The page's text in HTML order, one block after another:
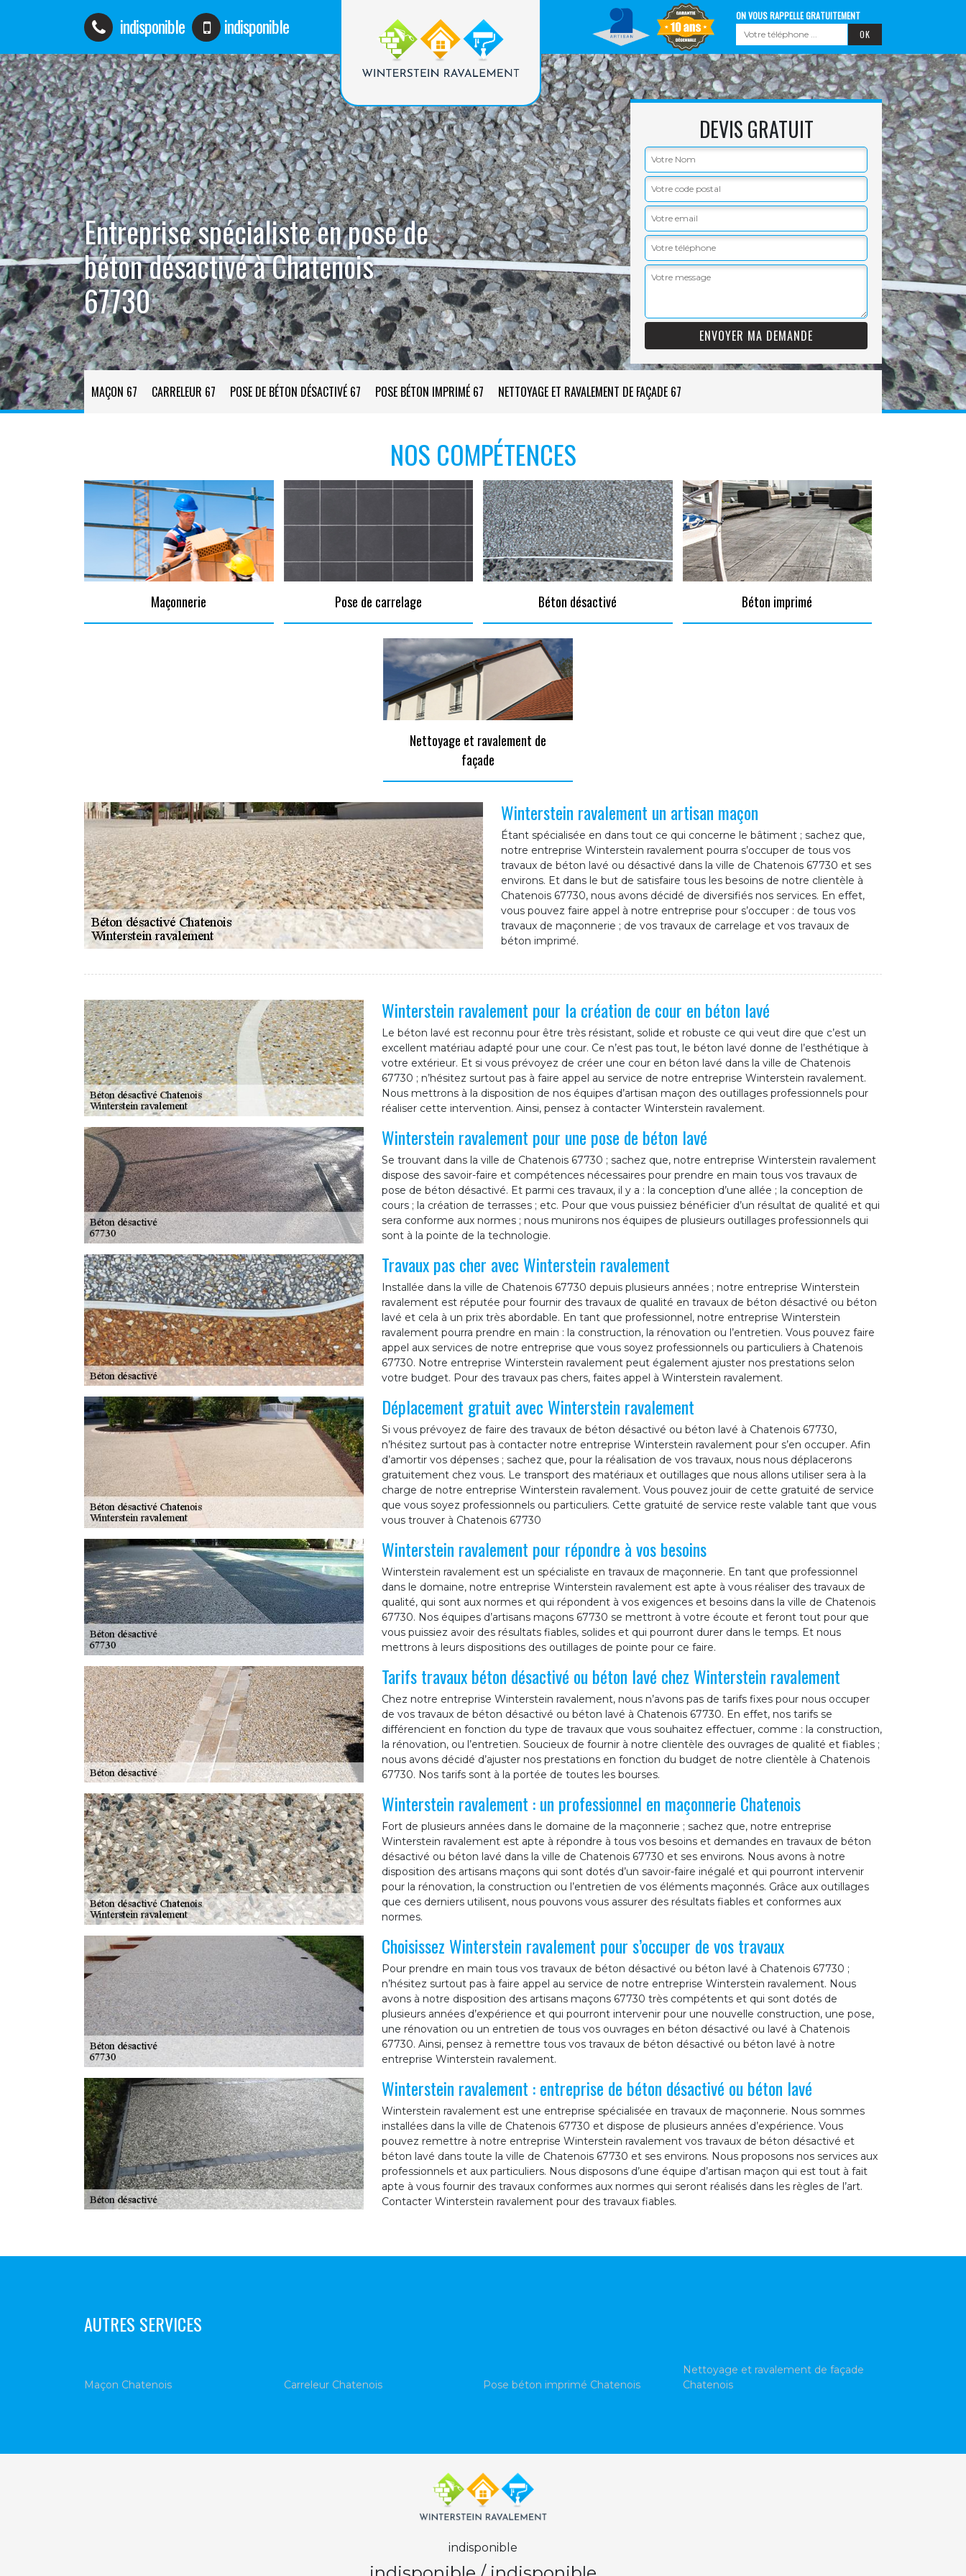
indisponible indisponible ON VOUS RAPPELLE GRATUITEMENT
Entreprise spécialiste en pose de
béton désactivé à Chatenois
67730
DEVIS GRATUIT
MAÇON 67 CARRELEUR 67 POSE DE BÉTON DÉSACTIVÉ 67 POSE BÉTON IMPRIMÉ 67 NETTOYAGE ET RAVALEMENT DE FAÇADE 67
NOS COMPÉTENCES
Maçonnerie Pose de carrelage Béton désactivé Béton imprimé
Nettoyage et ravalement de
façade
Winterstein ravalement un artisan maçon
Étant spécialisée en dans tout ce qui concerne le bâtiment ; sachez que,
notre entreprise Winterstein ravalement pourra s’occuper de tous vos
travaux de béton lavé ou désactivé dans la ville de Chatenois 67730 et ses
environs. Et dans le but de satisfaire tous les besoins de notre clientèle à
Chatenois 67730, nous avons décidé de diversifiés nos services. En effet,
vous pouvez faire appel à notre entreprise pour s’occuper : de tous vos
travaux de maçonnerie ; de vos travaux de carrelage et vos travaux de
béton imprimé.
Winterstein ravalement pour la création de cour en béton lavé
Le béton lavé est reconnu pour être très résistant, solide et robuste ce qui veut dire que c’est un
excellent matériau adapté pour une cour. Ce n’est pas tout, le béton lavé donne de l’esthétique à
votre extérieur. Et si vous prévoyez de créer une cour en béton lavé dans la ville de Chatenois
67730 ; n’hésitez surtout pas à faire appel au service de notre entreprise Winterstein ravalement.
Nous mettrons à la disposition de nos équipes d’artisan maçon des outillages professionnels pour
réaliser cette intervention. Ainsi, pensez à contacter Winterstein ravalement.
Winterstein ravalement pour une pose de béton lavé
Se trouvant dans la ville de Chatenois 67730 ; sachez que, notre entreprise Winterstein ravalement
dispose des savoir-faire et compétences nécessaires pour prendre en main tous vos travaux de
pose de béton désactivé. Et parmi ces travaux, il y a : la conception d’une allée ; la conception de
cours ; la création de terrasses ; etc. Pour que vous puissiez bénéficier d’un résultat de qualité et qui
sera conforme aux normes ; nous munirons nos équipes de plusieurs outillages professionnels qui
sont à la pointe de la technologie.
Travaux pas cher avec Winterstein ravalement
Installée dans la ville de Chatenois 67730 depuis plusieurs années ; notre entreprise Winterstein
ravalement est réputée pour fournir des travaux de qualité en travaux de béton désactivé ou béton
lavé et cela à un prix très abordable. En tant que professionnel, notre entreprise Winterstein
ravalement pourra prendre en main : la construction, la rénovation ou l’entretien. Vous pouvez faire
appel aux services de notre entreprise que vous soyez professionnels ou particuliers à Chatenois
67730. Notre entreprise Winterstein ravalement peut également ajuster nos prestations selon
votre budget. Pour des travaux pas chers, faites appel à Winterstein ravalement.
Déplacement gratuit avec Winterstein ravalement
Si vous prévoyez de faire des travaux de béton désactivé ou béton lavé à Chatenois 67730,
n’hésitez surtout pas à contacter notre entreprise Winterstein ravalement pour s’en occuper. Afin
d’amortir vos dépenses ; sachez que, pour la réalisation de vos travaux, nous nous déplacerons
gratuitement chez vous. Le transport des matériaux et outillages que nous allons utiliser sera à la
charge de notre entreprise Winterstein ravalement. Vous pouvez jouir de cette gratuité de service
que vous soyez professionnels ou particuliers. Cette gratuité de service reste valable tant que vous
vous trouver à Chatenois 67730
Winterstein ravalement pour répondre à vos besoins
Winterstein ravalement est un spécialiste en travaux de maçonnerie. En tant que professionnel
dans le domaine, notre entreprise Winterstein ravalement est apte à vous réaliser des travaux de
qualité, qui sont aux normes et qui répondent à vos exigences et besoins dans la ville de Chatenois
67730. Nos équipes d’artisans maçons 67730 se mettront à votre écoute et feront tout pour que
vous puissiez avoir des résultats fiables, solides et qui pourront durer dans le temps. Et nous
mettrons à leurs dispositions des outillages de pointe pour ce faire.
Tarifs travaux béton désactivé ou béton lavé chez Winterstein ravalement
Chez notre entreprise Winterstein ravalement, nous n’avons pas de tarifs fixes pour nous occuper
de vos travaux de béton désactivé ou béton lavé à Chatenois 67730. En effet, nos tarifs se
différencient en fonction du type de travaux que vous souhaitez effectuer, comme : la construction,
la rénovation, ou l’entretien. Soucieux de fournir à notre clientèle des ouvrages de qualité et fiables ;
nous avons décidé d’ajuster nos prestations en fonction du budget de notre clientèle à Chatenois
67730. Nos tarifs sont à la portée de toutes les bourses.
Winterstein ravalement : un professionnel en maçonnerie Chatenois
Fort de plusieurs années dans le domaine de la maçonnerie ; sachez que, notre entreprise
Winterstein ravalement est apte à répondre à tous vos besoins et demandes en travaux de béton
désactivé ou béton lavé dans la ville de Chatenois 67730 et ses environs. Nous avons à notre
disposition des artisans maçons qui sont dotés d’un savoir-faire inégalé et qui pourront intervenir
pour la rénovation, la construction ou l’entretien de vos éléments maçonnés. Grâce aux outillages
que ces derniers utilisent, nous pouvons vous assurer des résultats fiables et conformes aux
normes.
Choisissez Winterstein ravalement pour s’occuper de vos travaux
Pour prendre en main tous vos travaux de béton désactivé ou béton lavé à Chatenois 67730 ;
n’hésitez surtout pas à faire appel au service de notre entreprise Winterstein ravalement. Nous
avons à notre disposition des artisans maçons 67730 très compétents et qui sont dotés de
plusieurs années d’expérience et qui pourront intervenir pour une nouvelle construction, une pose,
une rénovation ou un entretien de tous vos ouvrages en béton désactivé ou lavé à Chatenois
67730. Ainsi, pensez à remettre tous vos travaux de béton désactivé ou béton lavé à notre
entreprise Winterstein ravalement.
Winterstein ravalement : entreprise de béton désactivé ou béton lavé
Winterstein ravalement est une entreprise spécialisée en travaux de maçonnerie. Nous sommes
installées dans la ville de Chatenois 67730 et dispose de plusieurs années d’expérience. Vous
pouvez remettre à notre entreprise Winterstein ravalement vos travaux de béton désactivé et
béton lavé dans toute la ville de Chatenois 67730 et ses environs. Nous proposons nos services aux
professionnels et aux particuliers. Nous disposons d’une équipe d’artisan maçon qui est tout à fait
apte à vous fournir des travaux conformes aux normes qui seront réalisés dans les règles de l’art.
Contacter Winterstein ravalement pour des travaux fiables.
AUTRES SERVICES
Maçon Chatenois Carreleur Chatenois Pose béton imprimé Chatenois
Nettoyage et ravalement de façade
Chatenois
indisponible